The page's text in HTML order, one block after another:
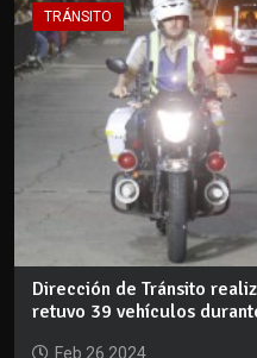
TRÁNSITO
Dirección de Tránsito
retuvo 39 vehículos
Feb 26 2024